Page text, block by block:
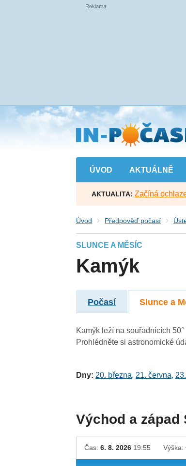
Přejít
na
hlavní
obsah
ÚVOD AKTUÁLNĚ
AKTUALITA: Začíná
Úvod Předpověď počasí
SLUNCE A MĚSÍC
Kamýk
Počasí Slunce a
Kamýk leží na souřadnicích
Prohlédněte si astronomické
Dny: 20. března, 21. června,
Východ a západ
Čas:6. 8. 2026 19:55 Výška: